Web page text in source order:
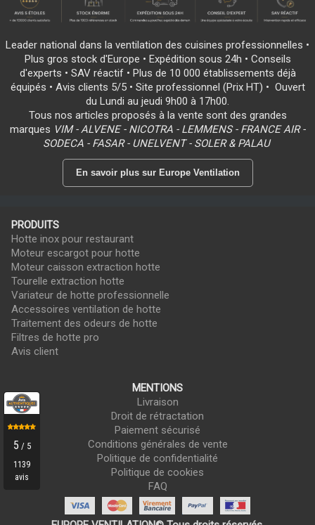
Leader national dans la ventilation des cuisines professionnelles •
Plus gros stock d'Europe • Expédition sous 24h • Conseils
d'experts • SAV réactif • Plus de 10 000 établissements déjà
équipés • Avis clients 5/5 • Site professionnel (Prix HT) • Ouvert
du Lundi au jeudi 9h00 à 17h00.
Tous nos articles proposés à la vente sont des grandes
marques VIM - ALVENE - NICOTRA - LEMMENS - FRANCE AIR -
SODECA - FASAR - UNELVENT - SOLER & PALAU
En savoir plus sur Europe Ventilation
PRODUITS
Hotte inox pour restaurant
Moteur escargot pour hotte
Moteur caisson extraction hotte
Tourelle extraction hotte
Variateur de hotte professionnelle
Accessoires ventilation de hotte
Traitement des odeurs de hotte
Filtres de hotte pro
Avis client
MENTIONS
Livraison
Droit de rétractation
Paiement sécurisé
Conditions générales de vente
Politique de confidentialité
Politique de cookies
FAQ